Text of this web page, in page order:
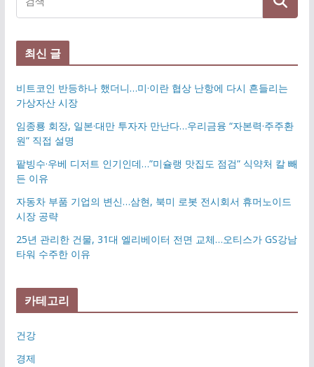
최신 글
비트코인 반등하나 했더니…미·이란 협상 난항에 다시 흔들리는
가상자산 시장
임종룡 회장, 일본·대만 투자자 만난다…우리금융 “자본력·주주환
원” 직접 설명
팥빙수·우베 디저트 인기인데…”미슐랭 맛집도 점검” 식약처 칼 빼
든 이유
자동차 부품 기업의 변신…삼현, 북미 로봇 전시회서 휴머노이드
시장 공략
25년 관리한 건물, 31대 엘리베이터 전면 교체…오티스가 GS강남
타워 수주한 이유
카테고리
건강
경제